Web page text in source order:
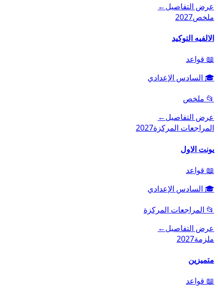
عرض التفاصيل←
ملخص2027
الالفيه التوكيد
📖 قواعد
🎓 السادس الإعدادي
📂 ملخص
عرض التفاصيل←
المراجعات المركزة2027
يونت الاول
📖 قواعد
🎓 السادس الإعدادي
📂 المراجعات المركزة
عرض التفاصيل←
ملزمة2027
متميزين
📖 قواعد